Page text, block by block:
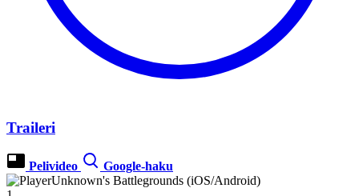
Traileri
Pelivideo Google-haku